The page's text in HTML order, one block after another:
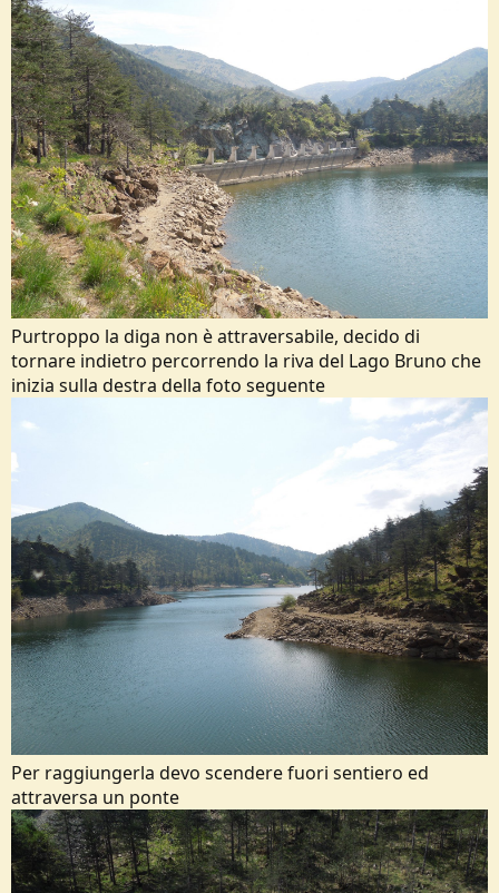
Purtroppo la diga non è attraversabile, decido di
tornare indietro percorrendo la riva del Lago Bruno che
inizia sulla destra della foto seguente
Per raggiungerla devo scendere fuori sentiero ed
attraversa un ponte